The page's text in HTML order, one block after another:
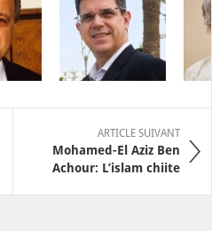
ARTICLE SUIVANT
Mohamed-El Aziz Ben
Achour: L’islam chiite